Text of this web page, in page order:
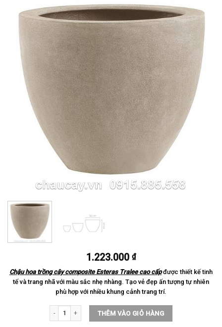
1.223.000 ₫
Chậu hoa trồng cây composite Esteras Tralee cao cấpđược thiết kế tinh
tế và trang nhã với màu sắc nhẹ nhàng. Tạo vẻ đẹp ấn tượng tự nhiên
phù hợp với nhiều khung cảnh trang trí.
Chậu hoa trồng cây composite Esteras Tralee cao cấp số lượng
THÊM VÀO GIỎ HÀNG